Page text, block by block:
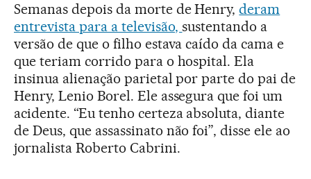
Semanas depois da morte de Henry,deram
entrevista para a televisão,sustentando a
versão de que o filho estava caído da cama e
que teriam corrido para o hospital. Ela
insinua alienação parietal por parte do pai de
Henry, Lenio Borel. Ele assegura que foi um
acidente. “Eu tenho certeza absoluta, diante
de Deus, que assassinato não foi”, disse ele ao
jornalista Roberto Cabrini.